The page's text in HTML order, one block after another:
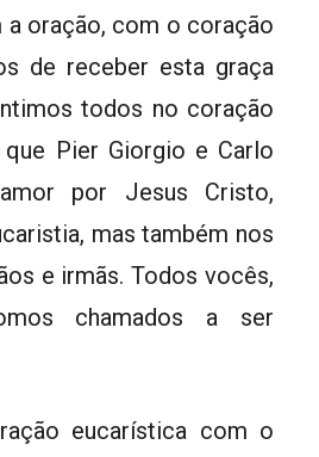
oração, com o coração
de receber esta graça
todos no coração
Pier Giorgio e Carlo
por Jesus Cristo,
mas também nos
e irmãs. Todos vocês,
chamados a ser
eucarística com o